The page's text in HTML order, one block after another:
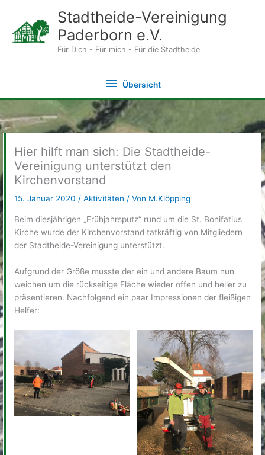
springen
Stadtheide-Vereinigung
Paderborn e.V.
Für Dich - Für mich - Für die Stadtheide
Übersicht
Übersicht
Hier hilft man sich: Die Stadtheide-
Vereinigung unterstützt den
Kirchenvorstand
15. Januar 2020/Aktivitäten / Von M.Klöpping
Beim diesjährigen „Frühjahrsputz“ rund um die St. Bonifatius
Kirche wurde der Kirchenvorstand tatkräftig von Mitgliedern
der Stadtheide-Vereinigung unterstützt.
Aufgrund der Größe musste der ein und andere Baum nun
weichen um die rückseitige Fläche wieder offen und heller zu
präsentieren. Nachfolgend ein paar Impressionen der fleißigen
Helfer: